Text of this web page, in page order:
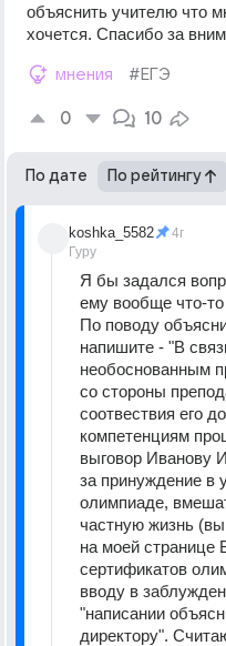
объяснить учителю что
хочется. Спасибо за
мнения #ЕГЭ
0 10
По дате По рейтингу
koshka_5582
Гуру
4г
Я бы задался
ему вообще что-
По поводу
напишите - "В
необоснованным
со стороны
соотвествия его
компетенциям
выговор Иванову
за принуждение в
олимпиаде,
частную жизнь
на моей странице
сертификатов
вводу в
"написании
директору".